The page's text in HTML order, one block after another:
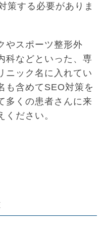
策する必要がありま
やスポーツ整形外
科などといった、専
ニック名に入れてい
も含めてSEO対策を
多くの患者さんに来
ください。